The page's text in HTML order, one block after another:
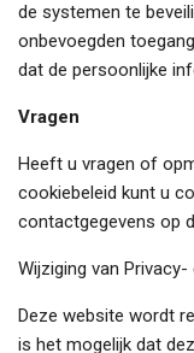
de systemen te
onbevoegden
dat de persoonlijke
Vragen
Heeft u vragen of
cookiebeleid kunt u
contactgegevens op
Wijziging van
Deze website wordt
is het mogelijk dat